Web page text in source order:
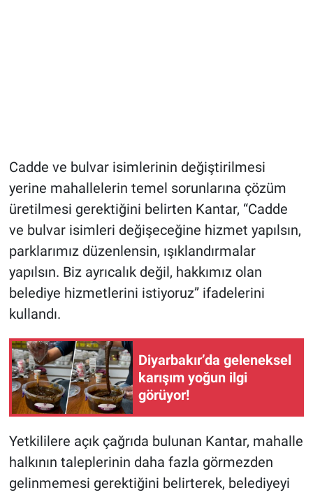
Cadde ve bulvar isimlerinin değiştirilmesi
yerine mahallelerin temel sorunlarına çözüm
üretilmesi gerektiğini belirten Kantar, “Cadde
ve bulvar isimleri değişeceğine hizmet yapılsın,
parklarımız düzenlensin, ışıklandırmalar
yapılsın. Biz ayrıcalık değil, hakkımız olan
belediye hizmetlerini istiyoruz” ifadelerini
kullandı.
Diyarbakır’da geleneksel
karışım yoğun ilgi
görüyor!
Yetkililere açık çağrıda bulunan Kantar, mahalle
halkının taleplerinin daha fazla görmezden
gelinmemesi gerektiğini belirterek, belediyeyi